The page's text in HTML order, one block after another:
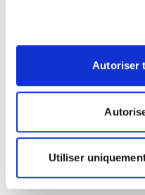
Autoriser
Utiliser